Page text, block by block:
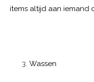
items altijd aan iemand
Wassen